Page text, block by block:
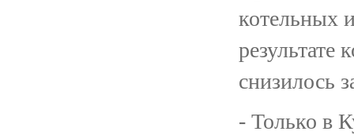
котельных
результате
снизилось
- Только в